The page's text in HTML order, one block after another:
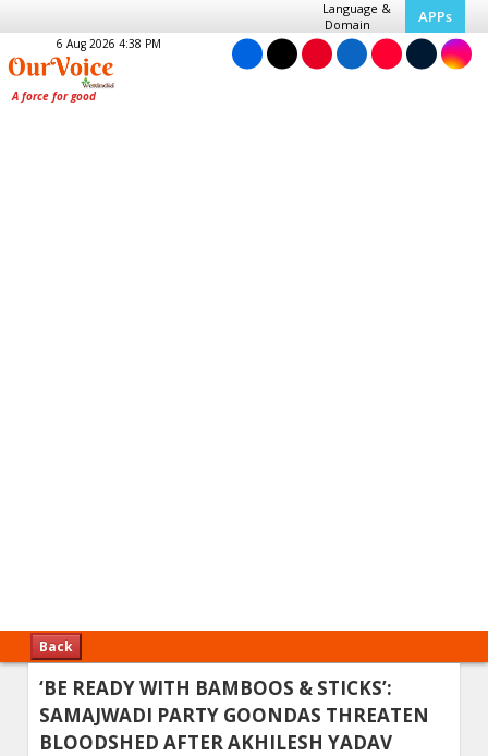
Language &
Domain
APPs
6 Aug 2026 4:38 PM
Back
‘BE READY WITH BAMBOOS & STICKS’:
SAMAJWADI PARTY GOONDAS THREATEN
BLOODSHED AFTER AKHILESH YADAV